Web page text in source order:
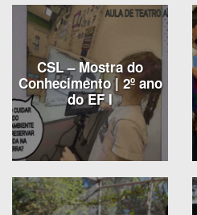
CSL – Mostra do
Conhecimento | 2º ano
do EF I